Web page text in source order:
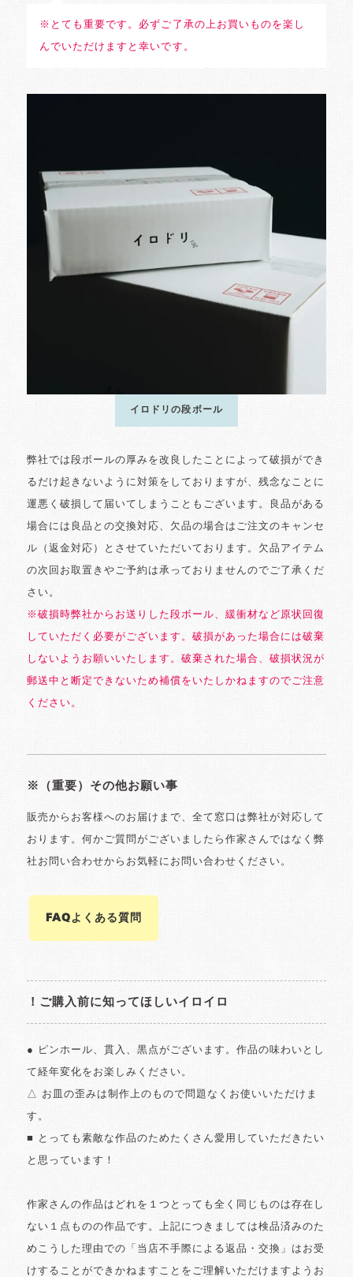
※とても重要です。必ずご了承の上お買いものを楽し
んでいただけますと幸いです。
イロドリの段ボール
弊社では段ボールの厚みを改良したことによって破損ができ
るだけ起きないように対策をしておりますが、残念なことに
運悪く破損して届いてしまうこともございます。良品がある
場合には良品との交換対応、欠品の場合はご注文のキャンセ
ル（返金対応）とさせていただいております。欠品アイテム
の次回お取置きやご予約は承っておりませんのでご了承くだ
さい。
※破損時弊社からお送りした段ボール、緩衝材など原状回復
していただく必要がございます。破損があった場合には破棄
しないようお願いいたします。破棄された場合、破損状況が
郵送中と断定できないため補償をいたしかねますのでご注意
ください。
※（重要）その他お願い事
販売からお客様へのお届けまで、全て窓口は弊社が対応して
おります。何かご質問がございましたら作家さんではなく弊
社お問い合わせからお気軽にお問い合わせください。
FAQよくある質問
！ご購入前に知ってほしいイロイロ
● ピンホール、貫入、黒点がございます。作品の味わいとし
て経年変化をお楽しみください。
△ お皿の歪みは制作上のもので問題なくお使いいただけま
す。
■ とっても素敵な作品のためたくさん愛用していただきたい
と思っています！
作家さんの作品はどれを１つとっても全く同じものは存在し
ない１点ものの作品です。上記につきましては検品済みのた
めこうした理由での「当店不手際による返品・交換」はお受
けすることができかねますことをご理解いただけますようお